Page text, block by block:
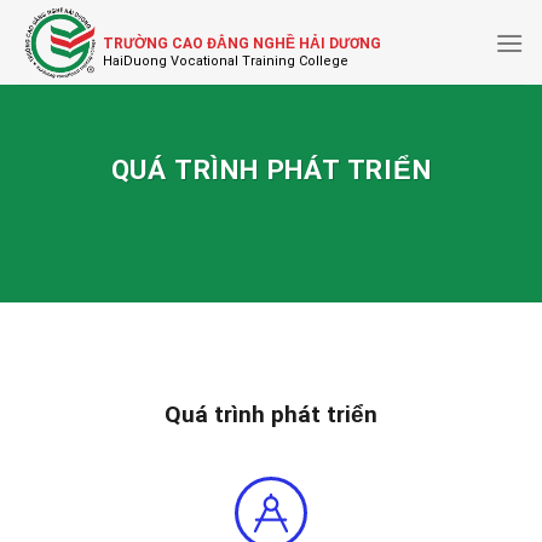
Skip
content
TRƯỜNG CAO ĐẲNG NGHỀ HẢI DƯƠNG
QUÁ TRÌNH PHÁT TRIỂN
Quá trình phát triển